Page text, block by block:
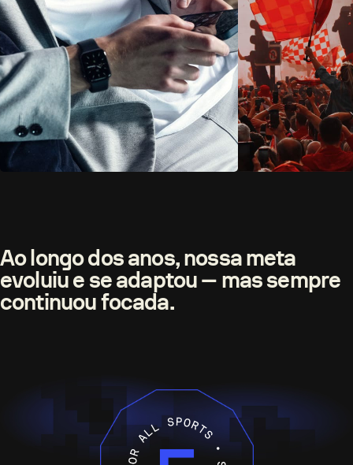
Ao longo dos anos, nossa meta
evoluiu e se adaptou — mas sempre
continuou focada.